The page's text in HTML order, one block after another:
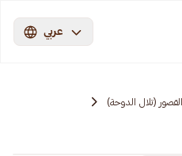
عربي
القصور (تلال الدوحة)